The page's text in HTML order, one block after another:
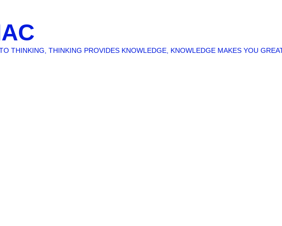
THINKING, THINKING PROVIDES KNOWLEDGE, KNOWLEDGE MAKES YOU